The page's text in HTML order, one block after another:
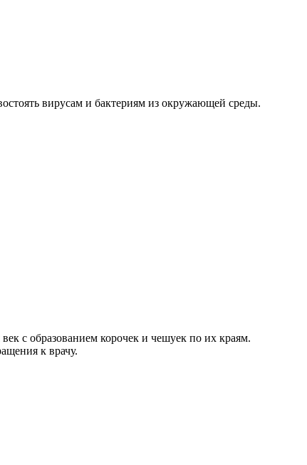
вирусам и бактериям из окружающей среды.
с образованием корочек и чешуек по их краям.
к врачу.